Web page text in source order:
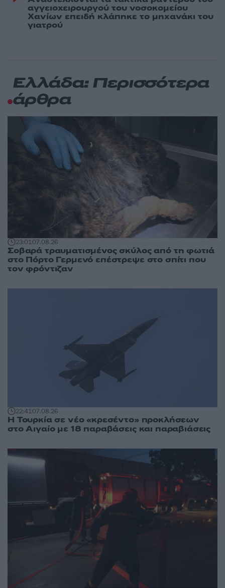
αγγειοχειρουργού του νοσοκομείου
Χανίων επειδή κλάπηκε το μηχανάκι του
γιατρού
Ελλάδα: Περισσότερα
άρθρα
23:0107.08.26
Σοβαρά τραυματισμένος σκύλος από τη φωτιά
στο Πόρτο Γερμενό επέστρεψε στο σπίτι που
τον φρόντιζαν
22:4107.08.26
Η Τουρκία σε νέο «κρεσέντο» προκλήσεων
στο Αιγαίο με 18 παραβάσεις και παραβιάσεις